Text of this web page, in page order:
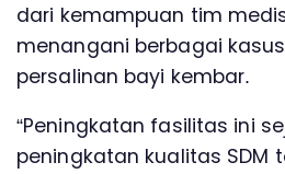
dari kemampuan tim
menangani berbagai
persalinan bayi kembar.
“Peningkatan fasilitas ini
peningkatan kualitas SDM